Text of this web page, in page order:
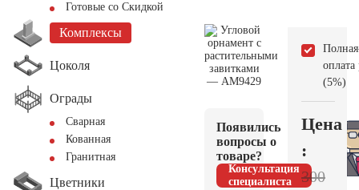
Готовые со Скидкой
Комплексы
Цоколя
Ограды
Сварная
Кованная
Гранитная
Цветники
Появились
вопросы о
товаре?
Консультация
специалиста
Полная
оплата
(5%)
Цена
:
300